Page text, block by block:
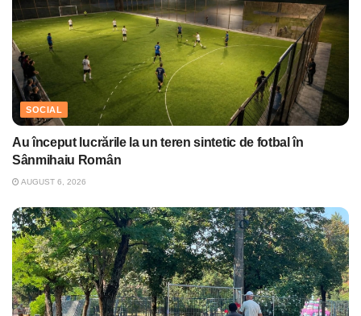
SOCIAL
Au început lucrările la un teren sintetic de fotbal în
Sânmihaiu Român
AUGUST 6, 2026